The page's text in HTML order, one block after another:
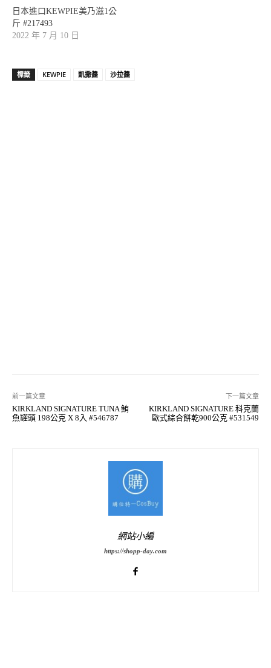
日本進口KEWPIE美乃滋1公
斤 #217493
2022 年 7 月 10 日
標籤 KEWPIE 凱撒醬 沙拉醬
前一篇文章
KIRKLAND SIGNATURE TUNA 鮪
魚罐頭 198公克 X 8入 #546787
下一篇文章
KIRKLAND SIGNATURE 科克蘭
歐式綜合餅乾900公克 #531549
網站小編
https://shopp-day.com